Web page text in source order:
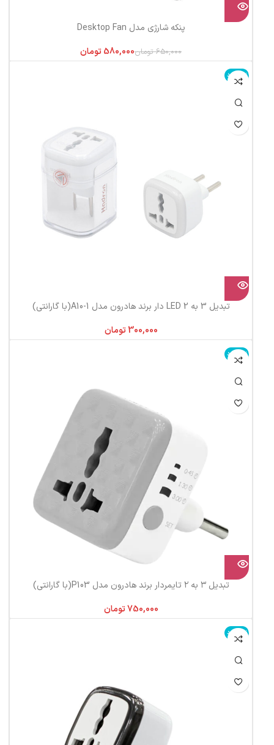
پنکه شارژی مدل Desktop Fan
650,000 تومان580,000تومان
ناموجود
تبدیل 3 به 2 LED دار برند هادرون مدل A10-1(با گارانتی)
تومان
ناموجود
تبدیل ۳ به ۲ تایمردار برند هادرون مدل P103(با گارانتی)
تومان
ناموجود